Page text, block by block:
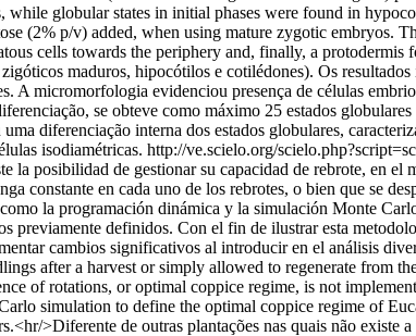
globular states in initial phases were found in
(2% p/v) added, when using mature zygotic embryos.
cells towards the periphery and, finally, a
maduros, hipocótilos e cotilédones). Os
micromorfologia evidenciou presença de células
se obteve como máximo 25 estados
diferenciação interna dos estados globulares,
isodiamétricas. http://ve.scielo.org/
la posibilidad de gestionar su capacidad de rebrote, en el
constante en cada uno de los rebrotes, o bien que se
la programación dinámica y la simulación Monte
previamente definidos. Con el fin de ilustrar esta
cambios significativos al introducir en el análisis
after a harvest or simply allowed to regenerate from
of rotations, or optimal coppice regime, is not
simulation to define the optimal coppice regime of
>Diferente de outras plantações nas quais não existe